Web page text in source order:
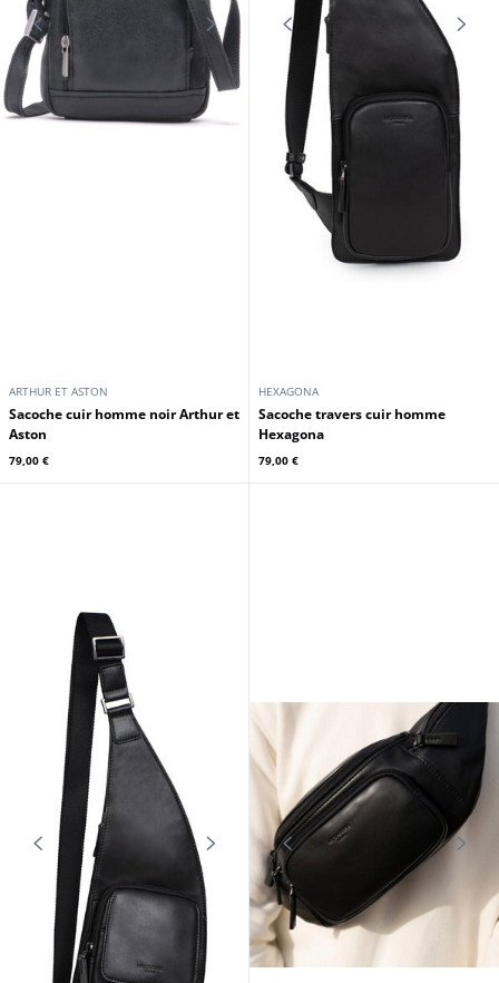
ARTHUR ET ASTON
Sacoche cuir homme noir Arthur et
Aston
79,00 €
HEXAGONA
Sacoche travers cuir homme
Hexagona
79,00 €